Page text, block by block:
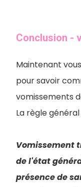
Conclusion -
Maintenant
pour savoir
vomissements
La règle
Vomissement
de l'état
présence de